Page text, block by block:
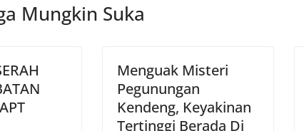
Mungkin Suka
Menguak Misteri
Pegunungan
Kendeng, Keyakinan
Tertinggi Berada Di